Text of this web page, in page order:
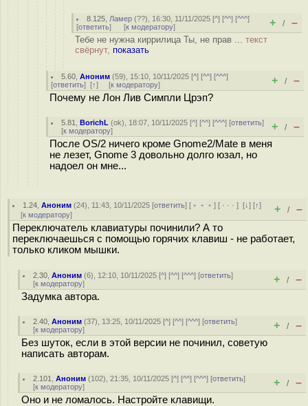
8.125 Ламер (??), 16:30, 11/11/2025 [^] [^^] [^^^]
[ответить] [к модератору] + / –
Тебе не нужна киррилица Ты, не прав ... текст
свёрнут, показать
5.60 ,Аноним (59), 15:10, 10/11/2025 [^] [^^] [^^^]
[ответить] [↑] [к модератору] + / –
Почему не Лон Лив Симпли Црэп?
5.81 ,BorichL (ok), 18:07, 10/11/2025 [^] [^^] [^^^] [ответить]
[к модератору] + / –
После OS/2 ничего кроме Gnome2/Mate в меня
не лезет, Gnome 3 довольно долго юзал, но
надоел он мне...
1.24 ,Аноним (24), 11:43, 10/11/2025 [ответить] [ ﹢﹢﹢] [ · · ·][↓] [↑]
[к модератору] + / –
Переключатель клавиатуры починили? А то
переключаешься с помощью горячих клавиш - не работает,
только кликом мышки.
2.30 ,Аноним (6), 12:10, 10/11/2025 [^] [^^] [^^^] [ответить]
[к модератору] + / –
Задумка автора.
2.40 ,Аноним (37), 13:25, 10/11/2025 [^] [^^] [^^^] [ответить]
[к модератору] + / –
Без шуток, если в этой версии не починил, советую
написать авторам.
2.101 ,Аноним (102), 21:35, 10/11/2025 [^] [^^] [^^^] [ответить]
[к модератору] + / –
Оно и не ломалось. Настройте клавищи.